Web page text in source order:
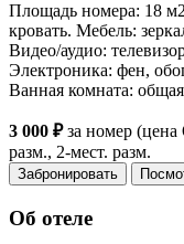
Площадь номера: 18
кровать. Мебель:
Видео/аудио:
Электроника: фен,
Ванная комната:
3 000 ₽за номер (цена
разм., 2-мест. разм.
Забронировать
Об отеле